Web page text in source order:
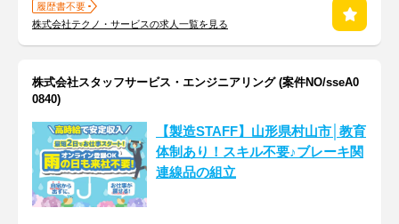
履歴書不要
株式会社テクノ・サービスの求人一覧を見る
株式会社スタッフサービス・エンジニアリング (案件NO/sseA0
0840)
【製造STAFF】山形県村山市│教育
体制あり！スキル不要♪ブレーキ関
連線品の組立